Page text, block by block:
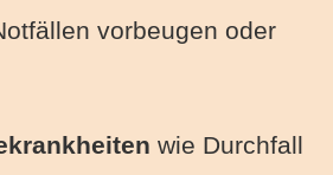
vorbeugen oder
wie Durchfall